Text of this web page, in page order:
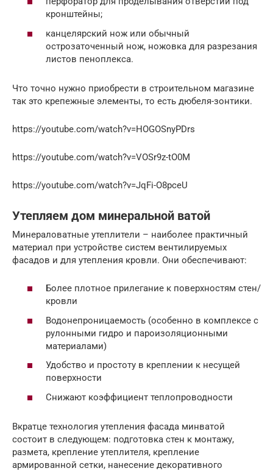
кронштейны;
канцелярский нож или обычный
острозаточенный нож, ножовка для разрезания
листов пеноплекса.
Что точно нужно приобрести в строительном магазине
так это крепежные элементы, то есть дюбеля-зонтики.
https://youtube.com/watch?v=HOGOSnyPDrs
https://youtube.com/watch?v=VOSr9z-tO0M
https://youtube.com/watch?v=JqFi-O8pceU
Утепляем дом минеральной ватой
Минераловатные утеплители – наиболее практичный
материал при устройстве систем вентилируемых
фасадов и для утепления кровли. Они обеспечивают:
Более плотное прилегание к поверхностям стен/
кровли
Водонепроницаемость (особенно в комплексе с
рулонными гидро и пароизоляционными
материалами)
Удобство и простоту в креплении к несущей
поверхности
Снижают коэффициент теплопроводности
Вкратце технология утепления фасада минватой
состоит в следующем: подготовка стен к монтажу,
размета, крепление утеплителя, крепление
армированной сетки, нанесение декоративного